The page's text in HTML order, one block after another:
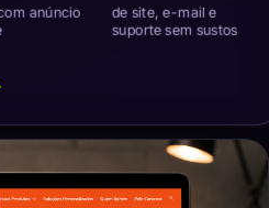
anúncio
de site, e-mail e
suporte sem sustos